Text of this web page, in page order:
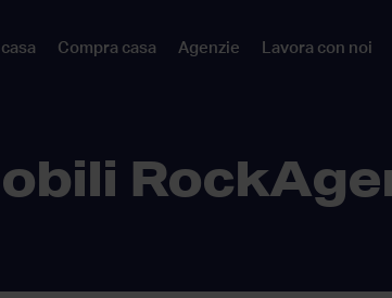
Compra casa Agenzie Lavora con noi